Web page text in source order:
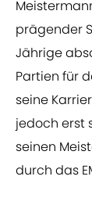
prägender
Jährige
Partien für
seine
jedoch erst
seinen
durch das